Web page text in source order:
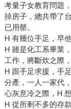
考量子女教育問題
掉房子，總共帶了
已用罄。
H 有幾位手足，早
H 雖是化工系畢業
工作，將斷炊之際
H 跟手足求援，手
分產，一人一家代
心灰意冷之際，H
H 從所剩不多的存